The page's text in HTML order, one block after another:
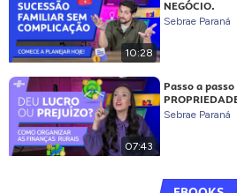
10:28
NEGÓCIO.
Sebrae Paraná
07:43
Passo a
Sebrae Paraná